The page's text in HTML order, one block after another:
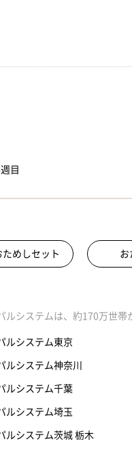
目
ためしセット お
ルシステムは、約170万世帯
ルシステム東京
ルシステム神奈川
ルシステム千葉
ルシステム埼玉
ルシステム茨城 栃木